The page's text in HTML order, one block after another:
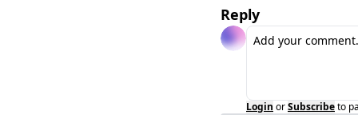
Reply
Login orSubscribeto